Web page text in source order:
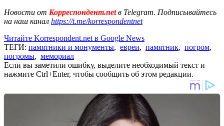
Новости от Корреспондент.netв Telegram. Подписывайтесь
на наш канал https://t.me/korrespondentnet
Читайте Korrespondent.net в Google News
ТЕГИ: памятники и монументы, евреи, памятник, погром,
погромы, мемориал
Если вы заметили ошибку, выделите необходимый текст и
нажмите Ctrl+Enter, чтобы сообщить об этом редакции.